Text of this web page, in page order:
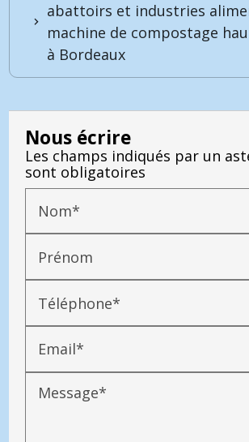
abattoirs et industries
machine de compostage
à Bordeaux
Nous écrire
Les champs indiqués par un
sont obligatoires
Nom*
Prénom
Téléphone*
Email*
Message*